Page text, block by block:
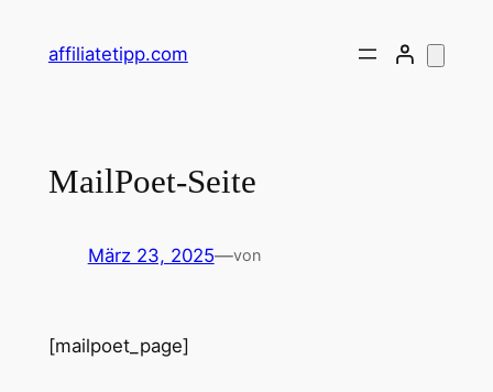
Inhaltaffiliatetipp.com
MailPoet-Seite
März 23, 2025—von
[mailpoet_page]